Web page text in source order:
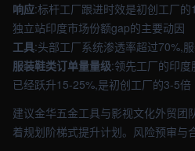
响应:标杆工厂跟进时效是初创工厂
独立站印度市场份额gap的主要动因
工具:头部工厂系统渗透率超过70%,
服装鞋类订单量量级:领先工厂的印
已经跃升15-25%,是初创工厂的3-5倍
建议金华五金工具与影视文化外贸团
着规划阶梯式提升计划。风险预审与